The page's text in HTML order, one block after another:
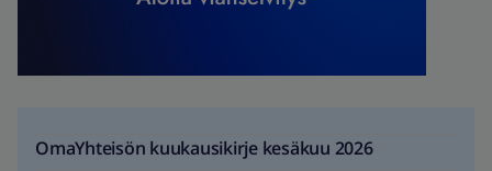
OmaYhteisön kuukausikirje kesäkuu 2026